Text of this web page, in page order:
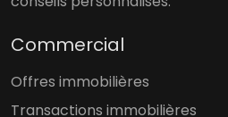
Commercial
Offres immobilières
Transactions immobilières